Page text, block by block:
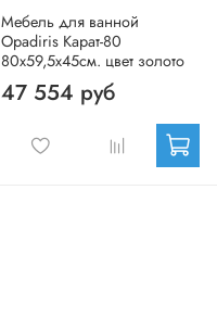
Мебель для ванной
Opadiris Карат-80
80х59,5х45см. цвет золото
47 554 руб